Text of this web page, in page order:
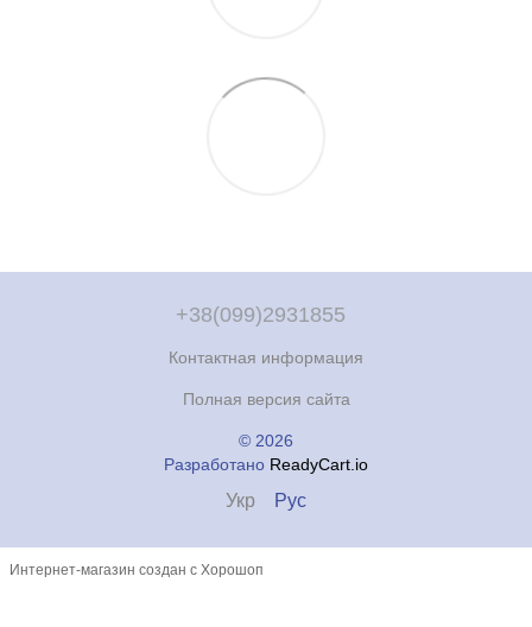
+38(099)2931855
Контактная информация
Полная версия сайта
© 2026
Разработано ReadyCart.io
Укр Рус
Интернет-магазин создан с Хорошоп